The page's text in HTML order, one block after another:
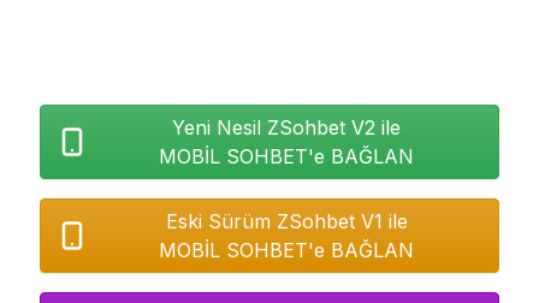
Yeni Nesil ZSohbet V2 ile
MOBİL SOHBET'e BAĞLAN
Eski Sürüm ZSohbet V1 ile
MOBİL SOHBET'e BAĞLAN